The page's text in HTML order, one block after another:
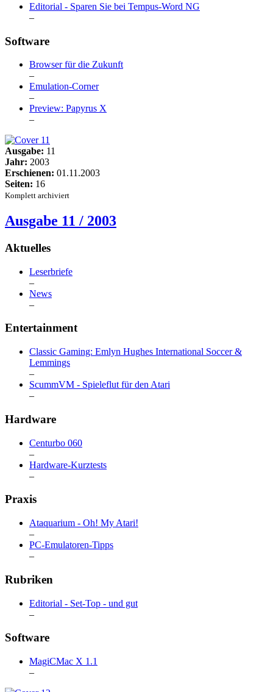
Editorial - Sparen Sie bei Tempus-Word NG
–
Software
Browser für die Zukunft
–
Emulation-Corner
–
Preview: Papyrus X
–
Ausgabe: 11
Jahr: 2003
Erschienen: 01.11.2003
Seiten: 16
Komplett archiviert
Ausgabe 11 / 2003
Aktuelles
Leserbriefe
–
News
–
Entertainment
Classic Gaming: Emlyn Hughes International Soccer &
Lemmings
–
ScummVM - Spieleflut für den Atari
–
Hardware
Centurbo 060
–
Hardware-Kurztests
–
Praxis
Ataquarium - Oh! My Atari!
–
PC-Emulatoren-Tipps
–
Rubriken
Editorial - Set-Top - und gut
–
Software
MagiCMac X 1.1
–